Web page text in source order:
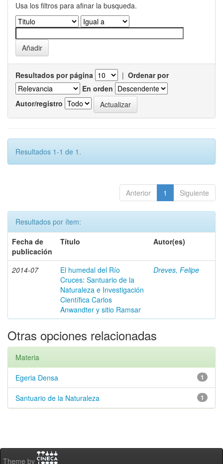
Usa los filtros para afinar la busqueda.
Resultados por página | Ordenar por
En orden
Autor/registro
Resultados 1-1 de 1.
Anterior 1 Siguiente
Resultados por ítem:
Fecha de
publicación
Título Autor(es)
2014-07
El humedal del Río
Cruces: Santuario de la
Naturaleza e Investigación
Científica Carlos
Anwandter y sitio Ramsar
Dreves, Felipe
Otras opciones relacionadas
Materia
1
Egeria Densa
1
Santuario de la Naturaleza
Theme by